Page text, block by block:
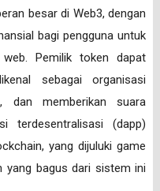
besar di Web3, dengan
bagi pengguna untuk
Pemilik token dapat
sebagai organisasi
dan memberikan suara
terdesentralisasi (dapp)
yang dijuluki game
yang bagus dari sistem ini